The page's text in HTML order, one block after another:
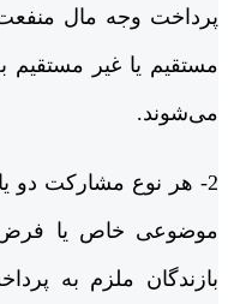
پرداخت وجه مال
مستقیم یا غیر مستقیم
می‌شوند.
2- هر نوع مشارکت
موضوعی خاص یا فرض
بازندگان ملزم به